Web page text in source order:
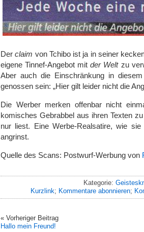
Derclaim von Tchibo ist ja in seiner
eigene Tinnef-Angebot mitder Weltzu
Aber auch die Einschränkung in
genossen sein: „Hier gilt leider nicht die
Die Werber merken offenbar nicht
komisches Gebrabbel aus ihren Texten
nur liest. Eine Werbe-Realsatire, wie
angrinst.
Quelle des Scans: Postwurf-Werbung von
Kategorie:
Kurzlink; Kommentare abonnieren;
« Vorheriger Beitrag
Hallo mein Freund!